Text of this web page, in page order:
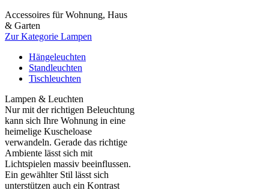
Accessoires für Wohnung, Haus
& Garten
Zur Kategorie Lampen
Hängeleuchten
Standleuchten
Tischleuchten
Lampen & Leuchten
Nur mit der richtigen Beleuchtung
kann sich Ihre Wohnung in eine
heimelige Kuscheloase
verwandeln. Gerade das richtige
Ambiente lässt sich mit
Lichtspielen massiv beeinflussen.
Ein gewählter Stil lässt sich
unterstützen auch ein Kontrast